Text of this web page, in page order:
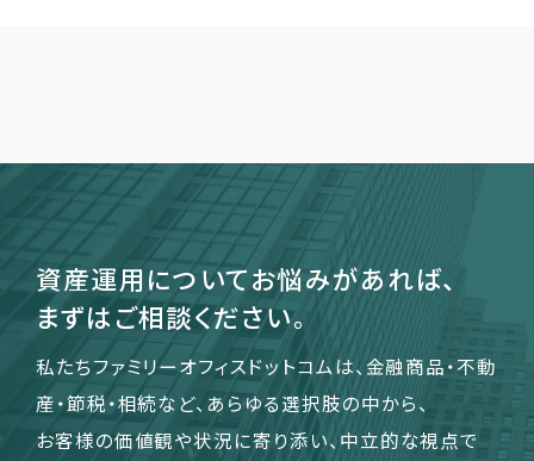
資産運用についてお悩みがあれば、
まずはご相談ください。
私たちファミリーオフィスドットコムは、金融商品・不動
産・節税・相続など、あらゆる選択肢の中から、
お客様の価値観や状況に寄り添い、中立的な視点で